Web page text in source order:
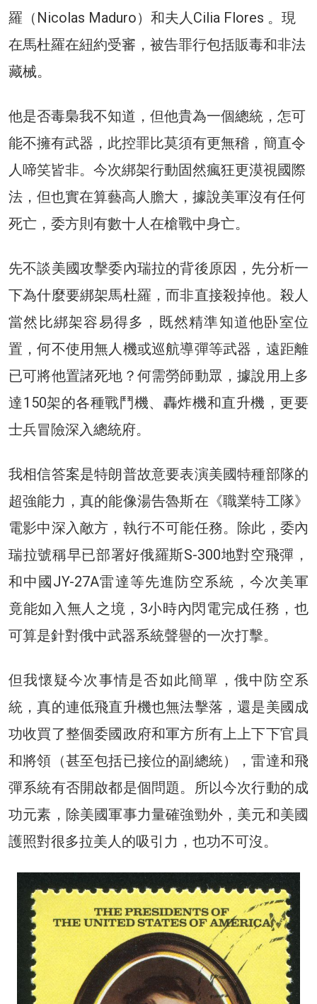
羅（Nicolas Maduro）和夫人Cilia Flores 。現
在馬杜羅在紐約受審，被告罪行包括販毒和非法
藏械。
他是否毒梟我不知道，但他貴為一個總統，怎可
能不擁有武器，此控罪比莫須有更無稽，簡直令
人啼笑皆非。今次綁架行動固然瘋狂更漠視國際
法，但也實在算藝高人膽大，據說美軍沒有任何
死亡，委方則有數十人在槍戰中身亡。
先不談美國攻擊委內瑞拉的背後原因，先分析一
下為什麼要綁架馬杜羅，而非直接殺掉他。殺人
當然比綁架容易得多，既然精準知道他卧室位
置，何不使用無人機或巡航導彈等武器，遠距離
已可將他置諸死地？何需勞師動眾，據說用上多
達150架的各種戰鬥機、轟炸機和直升機，更要
士兵冒險深入總統府。
我相信答案是特朗普故意要表演美國特種部隊的
超強能力，真的能像湯告魯斯在《職業特工隊》
電影中深入敵方，執行不可能任務。除此，委內
瑞拉號稱早已部署好俄羅斯S-300地對空飛彈，
和中國JY-27A雷達等先進防空系統，今次美軍
竟能如入無人之境，3小時內閃電完成任務，也
可算是針對俄中武器系統聲譽的一次打擊。
但我懷疑今次事情是否如此簡單，俄中防空系
統，真的連低飛直升機也無法擊落，還是美國成
功收買了整個委國政府和軍方所有上上下下官員
和將領（甚至包括已接位的副總統），雷達和飛
彈系統有否開啟都是個問題。所以今次行動的成
功元素，除美國軍事力量確強勁外，美元和美國
護照對很多拉美人的吸引力，也功不可沒。